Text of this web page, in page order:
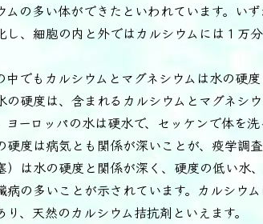
ムの多い体ができたといわれています。い
し、細胞の内と外ではカルシウムには１万
でもカルシウムとマグネシウムは水の硬
の硬度は、含まれるカルシウムとマグネシ
ヨーロッパの水は硬水で、セッケンで体を
度は病気とも関係が深いことが、疫学調
）は水の硬度と関係が深く、硬度の低い水
病の多いことが示されています。カルシウ
り、天然のカルシウム拮抗剤といえます。